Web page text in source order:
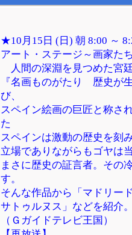
★10月15日 (日) 朝 8:00 ～
アート・ステージ～画家た
人間の深淵を見つめた宮
『名画ものがたり 歴史が
び、
スペイン絵画の巨匠と称さ
た
スペインは激動の歴史を刻
立場でありながらもゴヤは
まさに歴史の証言者。その
す。
そんな作品から「マドリー
サトゥルヌス」などを紹介
（Ｇガイドテレビ王国）